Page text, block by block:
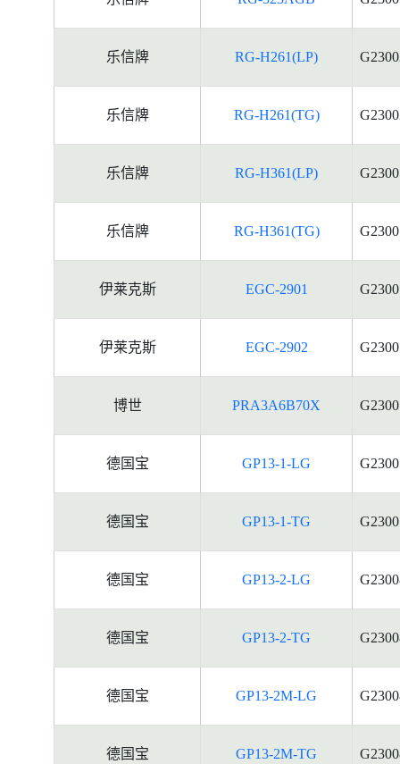
乐信牌 RG-H261(LP)
乐信牌 RG-H261(TG)
乐信牌 RG-H361(LP)
乐信牌 RG-H361(TG)
伊莱克斯 EGC-2901
伊莱克斯 EGC-2902
博世 PRA3A6B70X
德国宝 GP13-1-LG
德国宝 GP13-1-TG
德国宝 GP13-2-LG
德国宝 GP13-2-TG
德国宝 GP13-2M-LG
德国宝 GP13-2M-TG